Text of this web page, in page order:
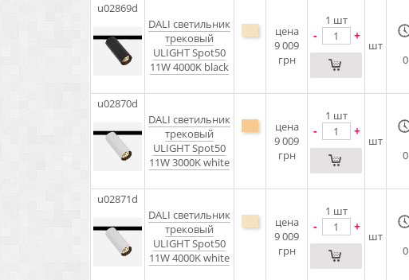
u02869d
DALI cветильник
трековый
ULIGHT Spot50
11W 4000K black
цена
9 009
грн
1 шт
- +
шт
0
u02870d
DALI cветильник
трековый
ULIGHT Spot50
11W 3000K white
цена
9 009
грн
1 шт
- +
шт
0
u02871d
DALI cветильник
трековый
ULIGHT Spot50
11W 4000K white
цена
9 009
грн
1 шт
- +
шт
0